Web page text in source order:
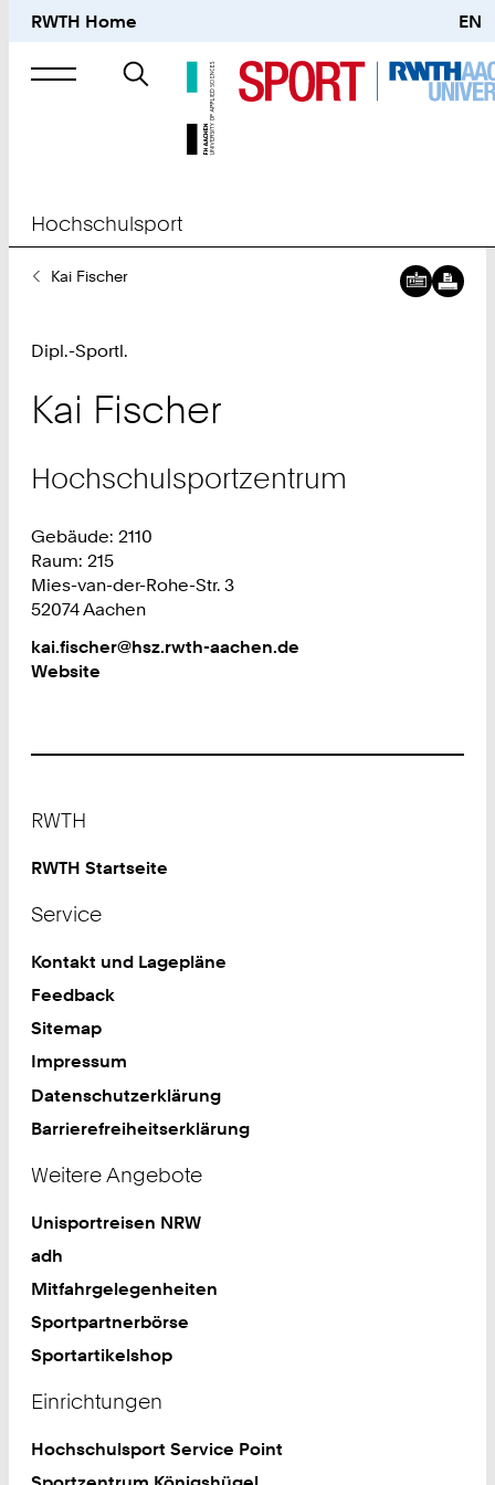
RWTH Home EN
Suche
nach
Hochschulsport
SieKai Fischer
Dipl.-Sportl.
Kai Fischer
Hochschulsportzentrum
Gebäude: 2110
Raum: 215
Mies-van-der-Rohe-Str. 3
52074 Aachen
Work
kai.fischer@hsz.rwth-aachen.de
Website
RWTH
RWTH Startseite
Service
Kontakt und Lagepläne
Feedback
Sitemap
Impressum
Datenschutzerklärung
Barrierefreiheitserklärung
Weitere Angebote
Unisportreisen NRW
adh
Mitfahrgelegenheiten
Sportpartnerbörse
Sportartikelshop
Einrichtungen
Hochschulsport Service Point